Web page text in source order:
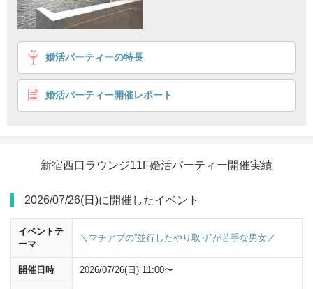
地下ルート
婚活パーティーの特長
婚活パーティー開催レポート
新宿西口ラウンジ11F婚活パーティー開催実績
2026/07/26(日)に開催したイベント
イベントテ
ーマ
＼マチアプの”並行したやり取り”が苦手な男女／
開催日時 2026/07/26(日) 11:00〜